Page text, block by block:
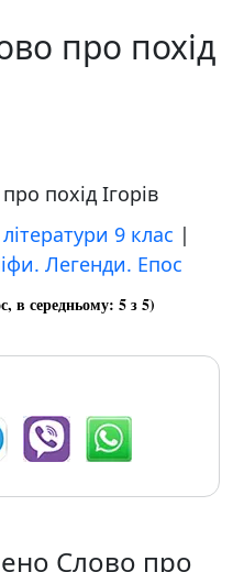
про похід
похід Ігорів
9 клас |
Легенди. Епос
в середньому: 5з 5)
Слово про